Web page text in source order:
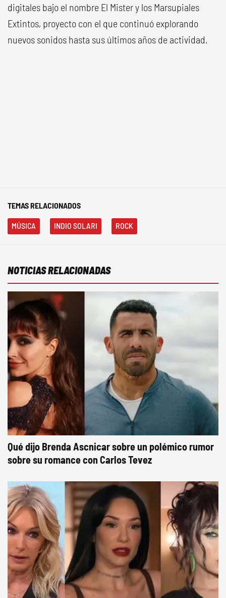
digitales bajo el nombre El Mister y los Marsupiales
Extintos, proyecto con el que continuó explorando
nuevos sonidos hasta sus últimos años de actividad.
TEMAS RELACIONADOS
MÚSICA INDIO SOLARI ROCK
NOTICIAS RELACIONADAS
Qué dijo Brenda Ascnicar sobre un polémico rumor
sobre su romance con Carlos Tevez